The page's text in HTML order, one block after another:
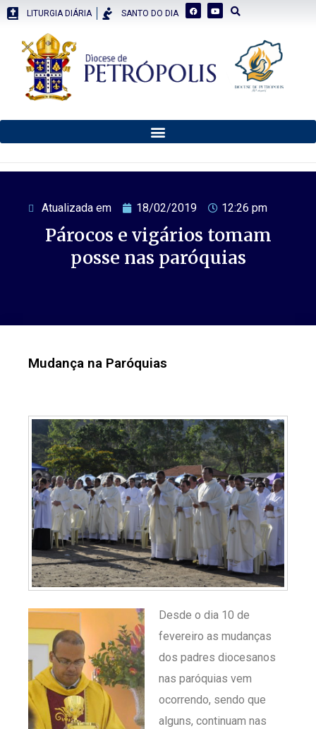
LITURGIA DIÁRIA SANTO DO DIA
Atualizada em 18/02/2019 12:26 pm
Párocos e vigários tomam
posse nas paróquias
Mudança na Paróquias
Desde o dia 10 de
fevereiro as mudanças
dos padres diocesanos
nas paróquias vem
ocorrendo, sendo que
alguns, continuam nas